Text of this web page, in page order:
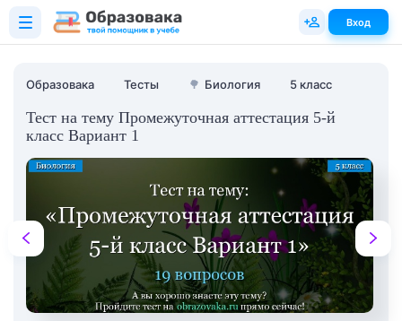
Образовака Тесты 🌳 Биология 5 класс
Тест на тему Промежуточная аттестация 5-й
класс Вариант 1
Вход